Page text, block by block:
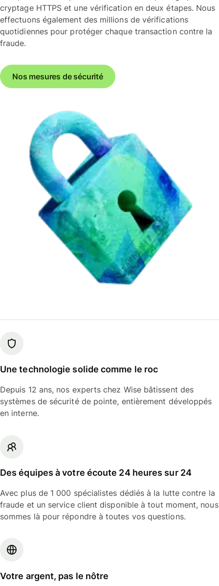
cryptage HTTPS et une vérification en deux étapes. Nous
effectuons également des millions de vérifications
quotidiennes pour protéger chaque transaction contre la
fraude.
Nos mesures de sécurité
Une technologie solide comme le roc
Depuis 12 ans, nos experts chez Wise bâtissent des
systèmes de sécurité de pointe, entièrement développés
en interne.
Des équipes à votre écoute 24 heures sur 24
Avec plus de 1 000 spécialistes dédiés à la lutte contre la
fraude et un service client disponible à tout moment, nous
sommes là pour répondre à toutes vos questions.
Votre argent, pas le nôtre